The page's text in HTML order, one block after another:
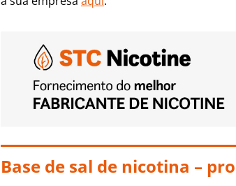
Base de sal de nicotina –